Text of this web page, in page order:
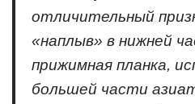
отличительный
«наплыв» в нижней
прижимная планка,
большей части